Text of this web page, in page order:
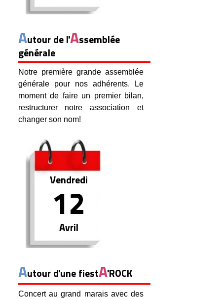
Autour de l'Assemblée
générale
Notre première grande assemblée
générale pour nos adhérents. Le
moment de faire un premier bilan,
restructurer notre association et
changer son nom!
Vendredi
12
Avril
Autour d'une fiestA'ROCK
Concert au grand marais avec des